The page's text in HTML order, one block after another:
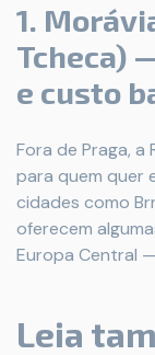
1.
Tcheca)
e custo
Fora de Praga, a
para quem quer
cidades como
oferecem
Europa Central
Leia